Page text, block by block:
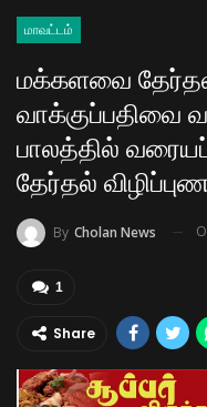
மாவட்டம்
மக்களவை
வாக்குப்பதிவை
பாலத்தில்
தேர்தல்
By Cholan News
1
Share